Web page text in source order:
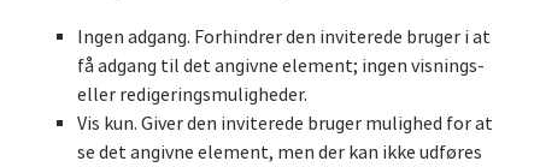
Ingen adgang. Forhindrer den inviterede bruger i at
få adgang til det angivne element; ingen visnings-
eller redigeringsmuligheder.
Vis kun. Giver den inviterede bruger mulighed for at
se det angivne element, men der kan ikke udføres